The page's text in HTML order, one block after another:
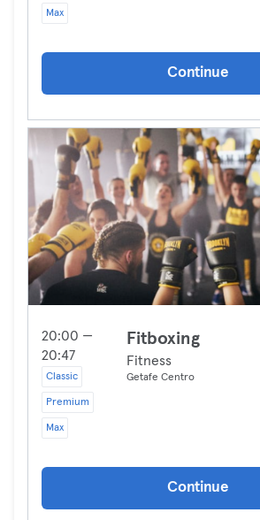
Max
Continue
20:00 —
20:47
Classic
Premium
Max
Fitboxing
Fitness
Getafe Centro
Continue